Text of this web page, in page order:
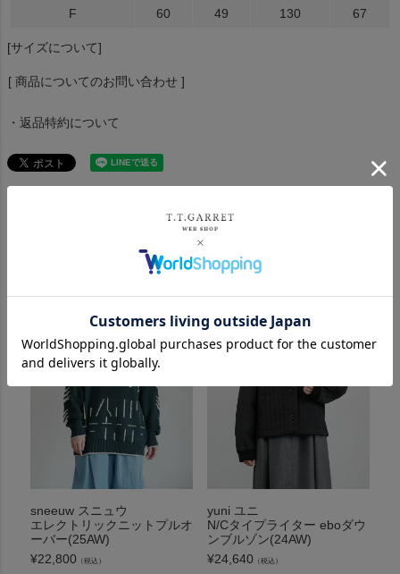
F 60 49 130 67
[サイズについて]
[ 商品についてのお問い合わせ ]
・返品特約について
sneeuw スニュウ
エレクトリックニットプルオ
ーバー(25AW)
¥22,800 （税込）
yuni ユニ
N/Cタイプライター eboダウ
ンブルゾン(24AW)
¥24,640 （税込）